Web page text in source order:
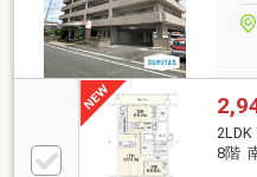
2LDK
8階